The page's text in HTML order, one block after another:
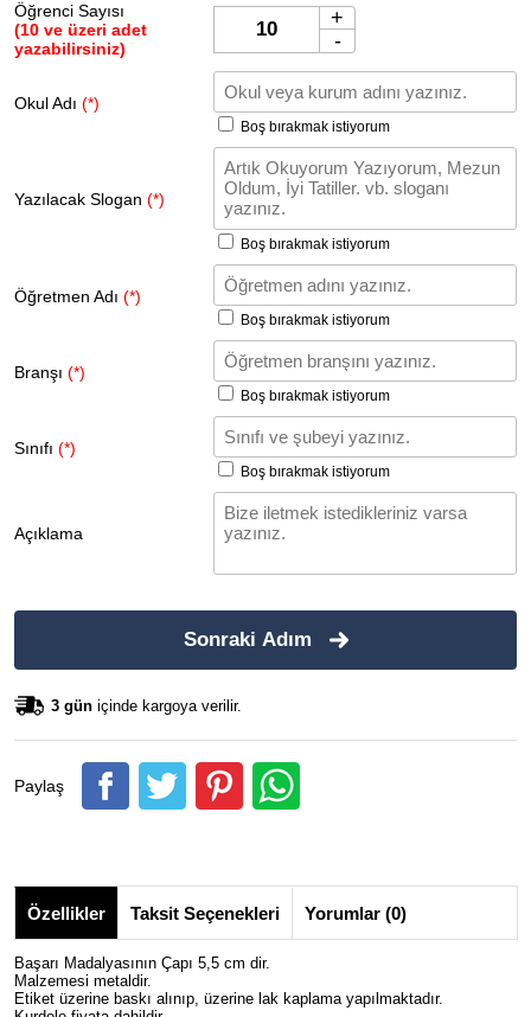
Öğrenci Sayısı
(10 ve üzeri adet
yazabilirsiniz)
+
-
Okul Adı (*)
Boş bırakmak istiyorum
Yazılacak Slogan (*)
Boş bırakmak istiyorum
Öğretmen Adı (*)
Boş bırakmak istiyorum
Branşı (*)
Boş bırakmak istiyorum
Sınıfı (*)
Boş bırakmak istiyorum
Açıklama
Sonraki Adım
3 gün içinde kargoya verilir.
Paylaş
Özellikler Taksit Seçenekleri Yorumlar (0)
Başarı Madalyasının Çapı 5,5 cm dir.
Malzemesi metaldir.
Etiket üzerine baskı alınıp, üzerine lak kaplama yapılmaktadır.